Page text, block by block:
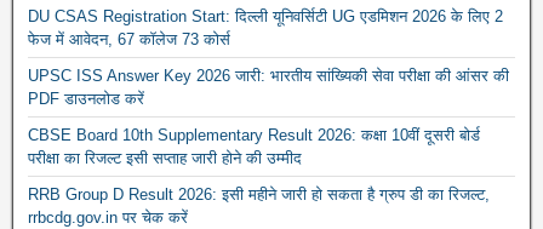
DU CSAS Registration Start: दिल्ली यूनिवर्सिटी UG एडमिशन 2026 के लिए 2
फेज में आवेदन, 67 कॉलेज 73 कोर्स
UPSC ISS Answer Key 2026 जारी: भारतीय सांख्यिकी सेवा परीक्षा की आंसर की
PDF डाउनलोड करें
CBSE Board 10th Supplementary Result 2026: कक्षा 10वीं दूसरी बोर्ड
परीक्षा का रिजल्ट इसी सप्ताह जारी होने की उम्मीद
RRB Group D Result 2026: इसी महीने जारी हो सकता है ग्रुप डी का रिजल्ट,
rrbcdg.gov.in पर चेक करें